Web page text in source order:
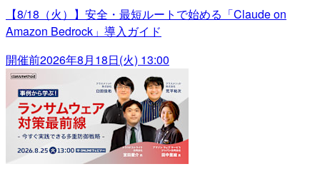
【8/18（火）】安全・最短ルートで始める「Claude on
Amazon Bedrock」導入ガイド
開催前2026年8月18日(火) 13:00